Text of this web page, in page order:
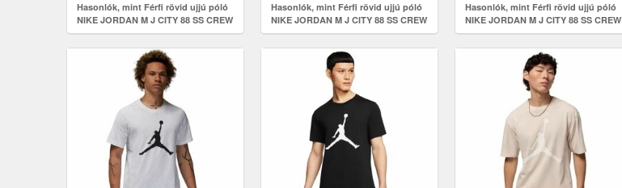
Hasonlók, mint Férfi rövid ujjú póló
NIKE JORDAN M J CITY 88 SS CREW
Hasonlók, mint Férfi rövid ujjú póló
NIKE JORDAN M J CITY 88 SS CREW
Hasonlók, mint Férfi rövid ujjú póló
NIKE JORDAN M J CITY 88 SS CREW